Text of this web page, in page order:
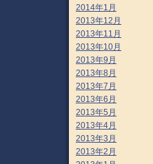
2014年1月
2013年12月
2013年11月
2013年10月
2013年9月
2013年8月
2013年7月
2013年6月
2013年5月
2013年4月
2013年3月
2013年2月